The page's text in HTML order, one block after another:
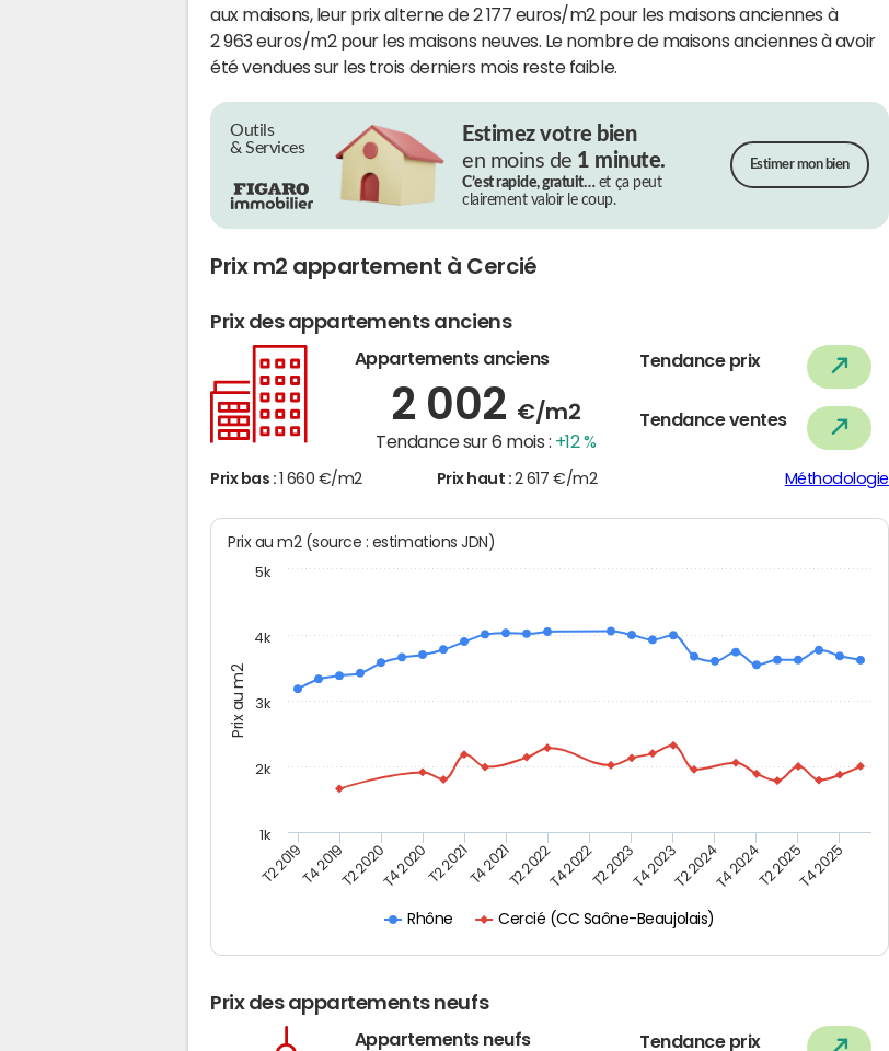
aux maisons, leur prix alterne de 2 177 euros/m2 pour les maisons anciennes à
2 963 euros/m2 pour les maisons neuves. Le nombre de maisons anciennes à avoir
été vendues sur les trois derniers mois reste faible.
Outils
& Services
Estimez votre bien
en moins de 1 minute.
C’est rapide, gratuit…et ça peut
clairement valoir le coup.
Estimer mon bien
Prix m2 appartement à Cercié
Prix des appartements anciens
Appartements anciens
2 002 €/m2
Tendance sur 6 mois : +12 %
Tendance prix
Tendance ventes
Prix bas : 1 660 €/m2 Prix haut : 2 617 €/m2 Méthodologie
Prix au m2
Prix au m2 (source : estimations JDN)
Rhône Cercié (CC Saône-Beaujolais)
T2 2019T4 2019T2 2020T4 2020T2 2021T4 2021T2 2022T4 2022T2 2023T4 2023T2 2024T4 2024T2 2025T4 2025
2k
3k
4k
1k
5k
Prix des appartements neufs
Appartements neufs Tendance prix